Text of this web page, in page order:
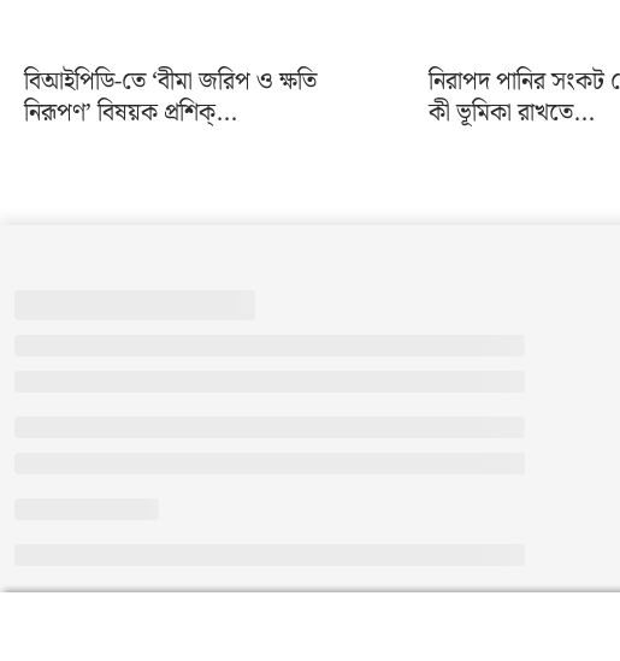
বিআইপিডি-তে ‘বীমা জরিপ ও ক্ষতি
নিরূপণ’ বিষয়ক প্রশিক্...
নিরাপদ পানির
কী ভূমিকা রাখতে...